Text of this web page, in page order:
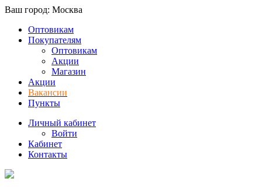
Ваш город: Москва
Оптовикам
Покупателям
Оптовикам
Акции
Магазин
Акции
Вакансии
Пункты
Личный кабинет
Войти
Кабинет
Контакты